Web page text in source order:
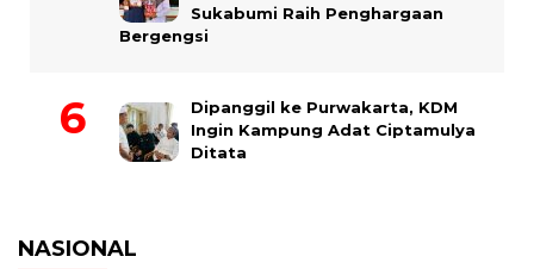
Sukabumi Raih Penghargaan
Bergengsi
Dipanggil ke Purwakarta, KDM
Ingin Kampung Adat Ciptamulya
Ditata
NASIONAL